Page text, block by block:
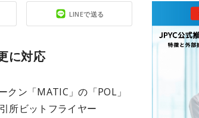
LINEで送る
に対応
ン「MATIC」の「POL」
所ビットフライヤー